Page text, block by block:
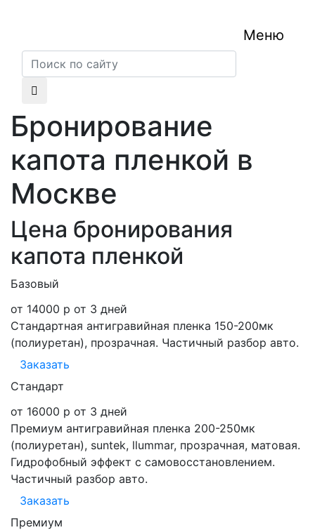
Меню
Бронирование
капота пленкой в
Москве
Цена бронирования
капота пленкой
Базовый
от 14000 р от 3 дней
Стандартная антигравийная пленка 150-200мк
(полиуретан), прозрачная. Частичный разбор авто.
Заказать
Стандарт
от 16000 р от 3 дней
Премиум антигравийная пленка 200-250мк
(полиуретан), suntek, llummar, прозрачная, матовая.
Гидрофобный эффект с самовосстановлением.
Частичный разбор авто.
Заказать
Премиум